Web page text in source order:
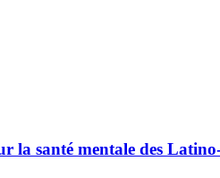
la santé mentale des